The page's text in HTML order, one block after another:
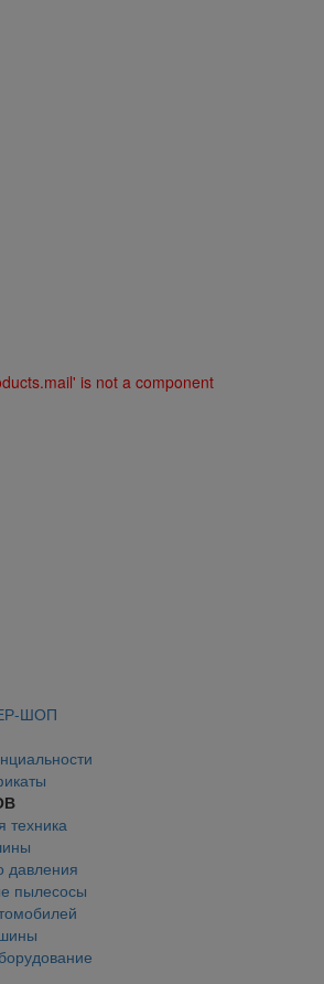
is not a component
ШОП
техника
давления
пылесосы